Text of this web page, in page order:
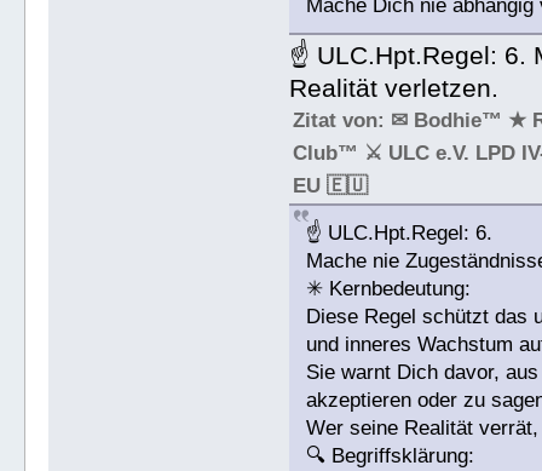
Mache Dich nie
☝ ULC.Hpt.Regel: 6.
Realität verletzen.
Zitat von: ✉ Bodhie™ ★
Club™ ⚔ ULC e.V. LPD
EU 🇪🇺
☝ ULC.Hpt.Regel: 6.
Mache nie
✳ Kernbedeutung:
Diese Regel schützt das
und inneres Wachstum
Sie warnt Dich davor,
akzeptieren oder zu
Wer seine Realität
🔍 Begriffsklärung: